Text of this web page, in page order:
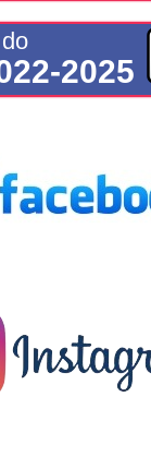
2025